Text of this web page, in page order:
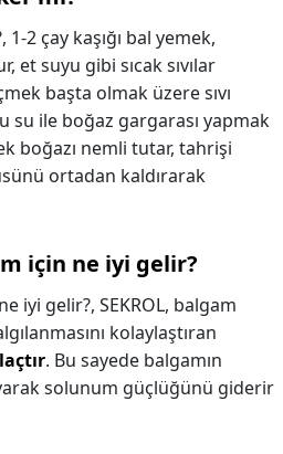
1-2 çay kaşığı bal yemek,
et suyu gibi sıcak sıvılar
başta olmak üzere sıvı
su ile boğaz gargarası yapmak
boğazı nemli tutar, tahrişi
ortadan kaldırarak
için ne iyi gelir?
iyi gelir?, SEKROL, balgam
kolaylaştıran
. Bu sayede balgamın
solunum güçlüğünü giderir